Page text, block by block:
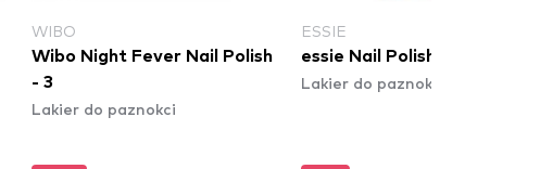
WIBO
Wibo Night Fever Nail Polish
- 3
Lakier do paznokci
ESSIE
essie Nail Polish - 55 A List
Lakier do paznokci